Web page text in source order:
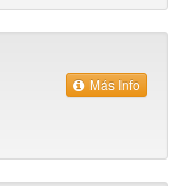
Más Info